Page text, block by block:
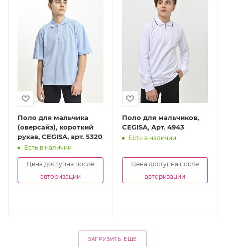
Поло для мальчика
(оверсайз), короткий
рукав, CEGISA, арт. 5320
Есть в наличии
Цена доступна после
авторизации
Поло для мальчиков,
CEGISA, Арт. 4943
Есть в наличии
Цена доступна после
авторизации
ЗАГРУЗИТЬ ЕЩЕ